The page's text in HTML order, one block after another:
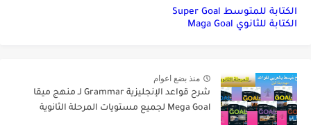
الكتابة للمتوسط Super Goal
الكتابة للثانوي Maga Goal
منذ بضع اعوام
شرح قواعد الإنجليزية Grammar لـ منهج ميقا
Mega Goal لجميع مستويات المرحلة الثانوية